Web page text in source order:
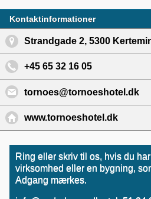
Kontaktinformationer
Strandgade 2, 5300
+45 65 32 16 05
tornoes@tornoeshotel.dk
www.tornoeshotel.dk
Ring eller skriv til os, hvis du
virksomhed eller en bygning,
Adgang mærkes.